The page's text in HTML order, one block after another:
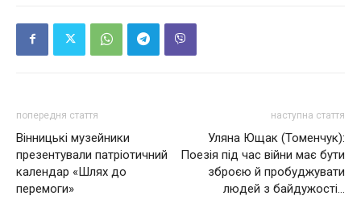
попередня стаття
Вінницькі музейники
презентували патріотичний
календар «Шлях до
перемоги»
наступна стаття
Уляна Ющак (Томенчук):
Поезія під час війни має бути
зброєю й пробуджувати
людей з байдужості…